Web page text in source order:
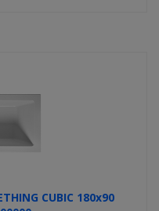
CUBIC 180x90